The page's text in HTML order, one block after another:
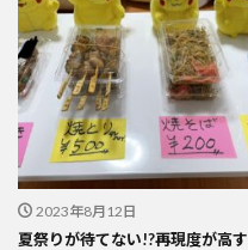
2023年8月12日
夏祭りが待てない!?再現度が高す